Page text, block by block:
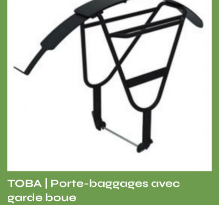
à ma
liste de
souhaits
TOBA | Porte-baggages avec
garde boue